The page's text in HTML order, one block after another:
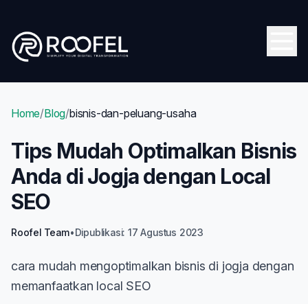
Home/Blog/bisnis-dan-peluang-usaha
Tips Mudah Optimalkan Bisnis
Anda di Jogja dengan Local
SEO
Roofel Team•Dipublikasi: 17 Agustus 2023
cara mudah mengoptimalkan bisnis di jogja dengan
memanfaatkan local SEO